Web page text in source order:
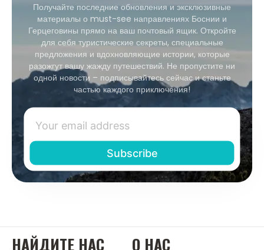
Получайте последние обновления и эксклюзивные
материалы о must-see направлениях Боснии и
Герцеговины прямо на ваш почтовый ящик. Откройте
для себя туристические секреты, специальные
предложения и вдохновляющие истории, которые
разожгут вашу жажду путешествий. Не пропустите ни
одной новости – подписывайтесь сейчас и станьте
частью каждого приключения!
НАЙДИТЕ НАС О НАС